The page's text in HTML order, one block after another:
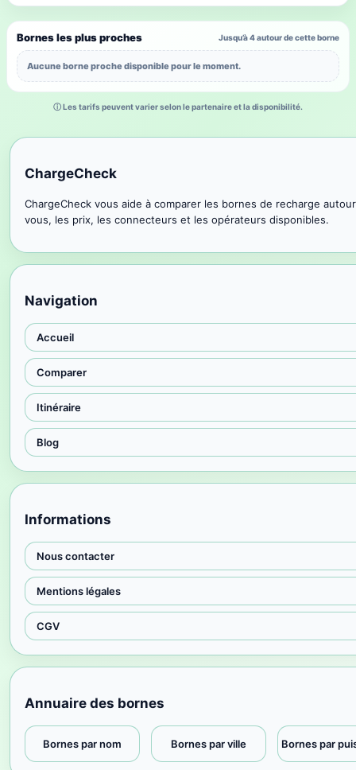
Bornes les plus proches Jusqu’à 4 autour de cette borne
Aucune borne proche disponible pour le moment.
ⓘ Les tarifs peuvent varier selon le partenaire et la disponibilité.
ChargeCheck
ChargeCheck vous aide à comparer les bornes de recharge
vous, les prix, les connecteurs et les opérateurs disponibles.
Navigation
Accueil
Comparer
Itinéraire
Blog
Informations
Nous contacter
Mentions légales
CGV
Annuaire des bornes
Bornes par nom Bornes par ville Bornes par